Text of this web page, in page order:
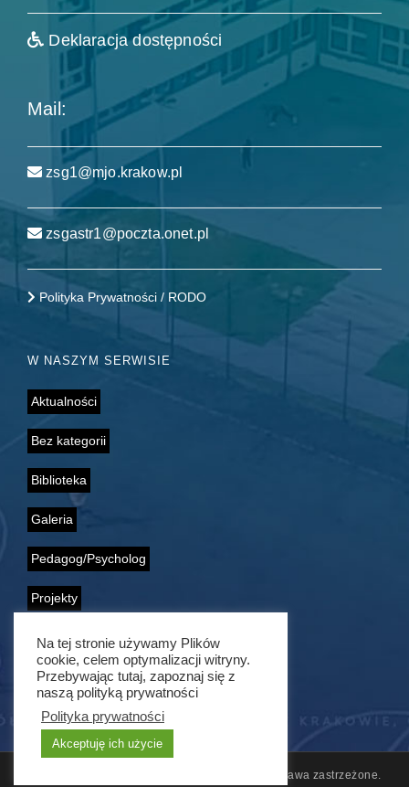
Deklaracja dostępności
Mail:
zsg1@mjo.krakow.pl
zsgastr1@poczta.onet.pl
Polityka Prywatności / RODO
W NASZYM SERWISIE
Aktualności
Bez kategorii
Biblioteka
Galeria
Pedagog/Psycholog
Projekty
Samorząd Uczniowski
Wolontariat
© 2011 - 2021 ZSG nr 1 w Krakowie. Wszelkie prawa zastrzeżone.
Na tej stronie używamy Plików
cookie, celem optymalizacji witryny.
Przebywając tutaj, zapoznaj się z
naszą polityką prywatności
Polityka prywatności
Akceptuję ich użycie